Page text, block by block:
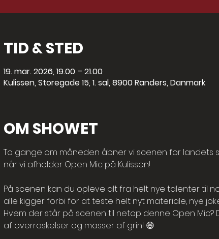
TID & STED
19. mar. 2026, 19.00 – 21.00
Kulissen, Storegade 15, 1. sal, 8900 Randers, Danmark
OM SHOWET
To gange om måneden åbner vi scenen for landets
når vi afholder Open Mic på Kulissen!
På scenen kan du opleve alt fra helt nye talenter til
alle kigger forbi for at teste helt nyt materiale, nye
Hvem der står på scenen til netop denne Open
af overraskelser og masser af grin! 😄